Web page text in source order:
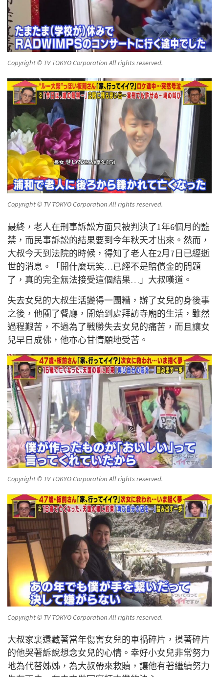
Copyright © TV TOKYO Corporation All rights reserved.
Copyright © TV TOKYO Corporation All rights reserved.
最終，老人在刑事訴訟方面只被判決了1年6個月的監
禁，而民事訴訟的結果要到今年秋天才出來。然而，
大叔今天到法院的時候，得知了老人在2月7日已經逝
世的消息。「開什麼玩笑…已經不是賠償金的問題
了，真的完全無法接受這個結果…」大叔嘆道。
失去女兒的大叔生活變得一團糟，辦了女兒的身後事
之後，他關了餐廳，開始到處拜訪寺廟的生活，雖然
過程艱苦，不過為了戰勝失去女兒的痛苦，而且讓女
兒早日成佛，他亦心甘情願地受苦。
Copyright © TV TOKYO Corporation All rights reserved.
Copyright © TV TOKYO Corporation All rights reserved.
大叔家裏還藏著當年傷害女兒的車禍碎片，摸著碎片
的他哭著訴說想念女兒的心情。幸好小女兒非常努力
地為代替姊姊，為大叔帶來救贖，讓他有著繼續努力